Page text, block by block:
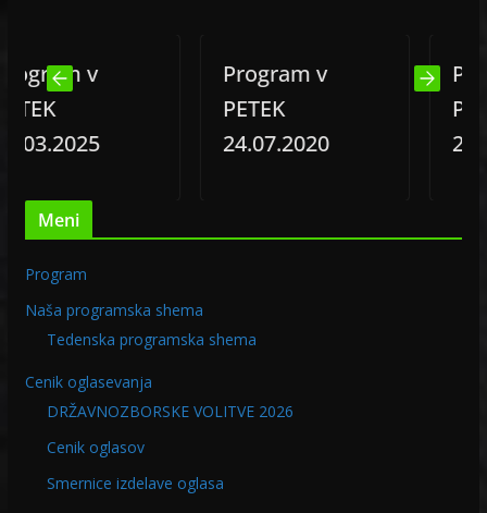
v
Program v
PETEK
24.07.2020
PETEK
Meni
Program
Naša programska shema
Tedenska programska shema
Cenik oglasevanja
DRŽAVNOZBORSKE VOLITVE 2026
Cenik oglasov
Smernice izdelave oglasa